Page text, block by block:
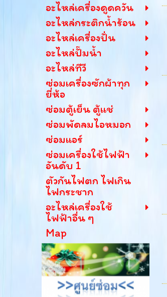
อะไหล่เครื่องดูดควัน
อะไหล่กระติกน้ำร้อน
อะไหล่เครื่องปั่น
อะไหล่ปั๊มน้ำ
อะไหล่ทีวี
ซ่อมเครื่องซักผ้าทุก
ยี่ห้อ
ซ่อมตู้เย็น ตู้แช่
ซ่อมพัดลมไอหมอก
ซ่อมแอร์
ซ่อมเครื่องใช้ไฟฟ้า
อันดับ 1
ตัวกันไฟตก ไฟเกิน
ไฟกระชาก
อะไหล่เครื่องใช้
ไฟฟ้าอื่น ๆ
Map